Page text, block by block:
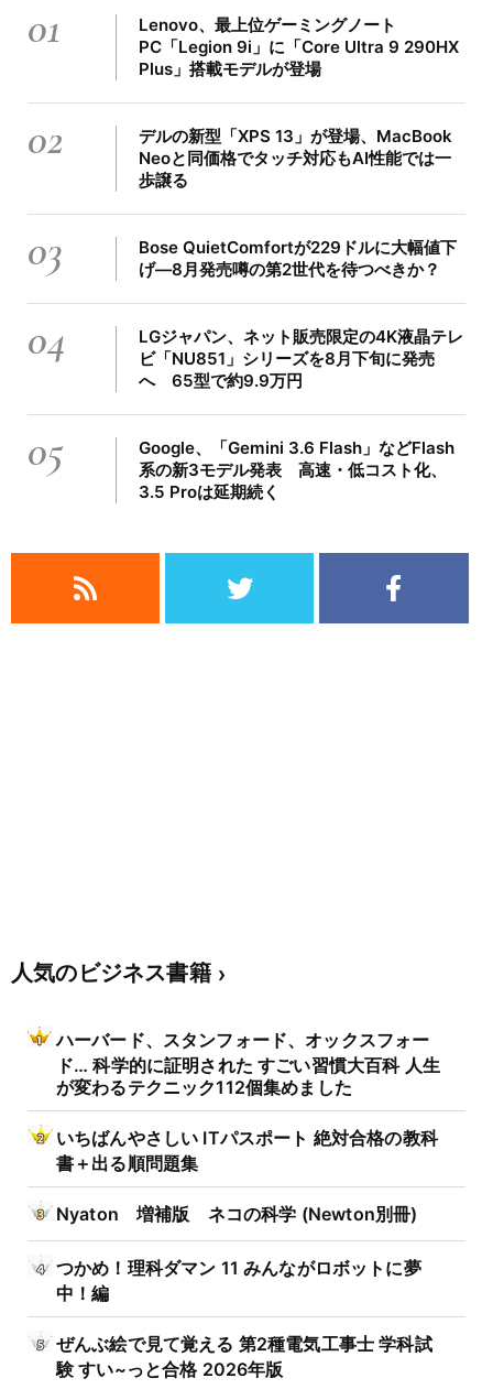
01
Lenovo、最上位ゲーミングノート
PC「Legion 9i」に「Core Ultra 9 290HX
Plus」搭載モデルが登場
02
デルの新型「XPS 13」が登場、MacBook
Neoと同価格でタッチ対応もAI性能では一
歩譲る
03
Bose QuietComfortが229ドルに大幅値下
げ―8月発売噂の第2世代を待つべきか？
04
LGジャパン、ネット販売限定の4K液晶テレ
ビ「NU851」シリーズを8月下旬に発売
へ 65型で約9.9万円
05
Google、「Gemini 3.6 Flash」などFlash
系の新3モデル発表 高速・低コスト化、
3.5 Proは延期続く
人気のビジネス書籍
ハーバード、スタンフォード、オックスフォー
ド… 科学的に証明された すごい習慣大百科 人生
が変わるテクニック112個集めました
いちばんやさしい ITパスポート 絶対合格の教科
書＋出る順問題集
Nyaton 増補版 ネコの科学 (Newton別冊)
つかめ！理科ダマン 11 みんながロボットに夢
中！編
ぜんぶ絵で見て覚える 第2種電気工事士 学科試
験 すい~っと合格 2026年版